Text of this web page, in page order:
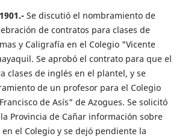
Se discutió el nombramiento de
de contratos para clases de
y Caligrafía en el Colegio "Vicente
Se aprobó el contrato para que el
clases de inglés en el plantel, y se
de un profesor para el Colegio
de Asís" de Azogues. Se solicitó
Provincia de Cañar información sobre
el Colegio y se dejó pendiente la